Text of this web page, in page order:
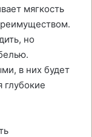
мягкость
но
в них будет
глубокие